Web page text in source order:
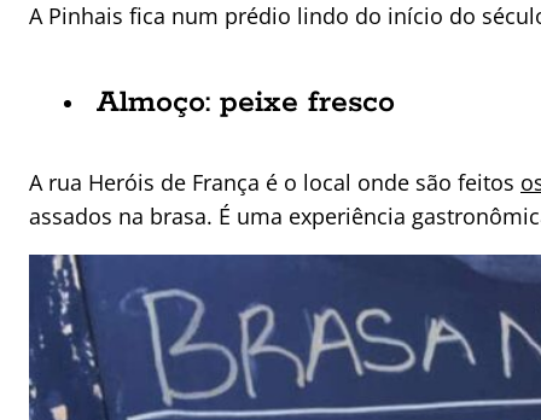
A Pinhais fica num prédio lindo do início do
Almoço: peixe fresco
A rua Heróis de França é o local onde são feitos
assados na brasa. É uma experiência